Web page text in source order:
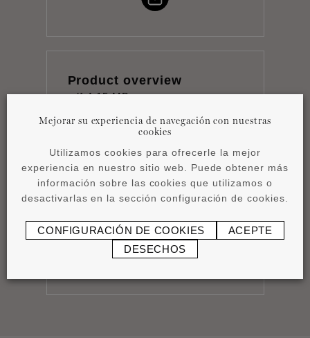
Product overview
pdf 4,15 MB
Instrucciones de
instalación
pdf 1,17 MB
Mejorar su experiencia de navegación con nuestras
cookies
Utilizamos cookies para ofrecerle la mejor
experiencia en nuestro sitio web. Puede obtener más
información sobre las cookies que utilizamos o
desactivarlas en la sección configuración de cookies.
CONFIGURACIÓN DE COOKIES
ACEPTE
DESECHOS